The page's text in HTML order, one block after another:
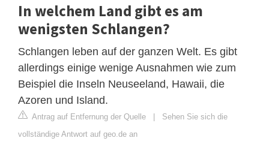
In welchem Land gibt es am
wenigsten Schlangen?
Schlangen leben auf der ganzen Welt. Es gibt
allerdings einige wenige Ausnahmen wie zum
Beispiel die Inseln Neuseeland, Hawaii, die
Azoren und Island.
Antrag auf Entfernung der Quelle | Sehen Sie sich die
vollständige Antwort auf geo.de an